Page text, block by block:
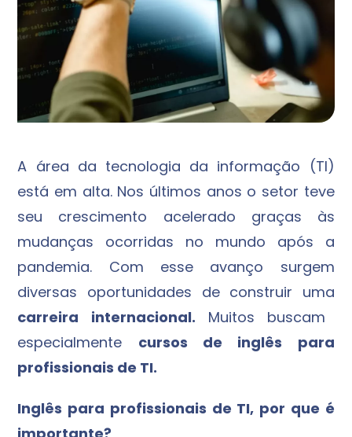
A área da tecnologia da informação (TI)
está em alta. Nos últimos anos o setor teve
seu crescimento acelerado graças às
mudanças ocorridas no mundo após a
pandemia. Com esse avanço surgem
diversas oportunidades de construir uma
carreira internacional. Muitos buscam
especialmente cursos de inglês para
profissionais de TI.
Inglês para profissionais de TI, por que é